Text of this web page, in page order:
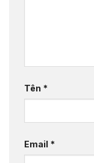
Tên *
Email *